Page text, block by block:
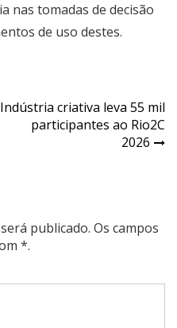
nas tomadas de decisão
de uso destes.
Indústria criativa leva 55 mil
participantes ao Rio2C
2026
publicado. Os campos
*.